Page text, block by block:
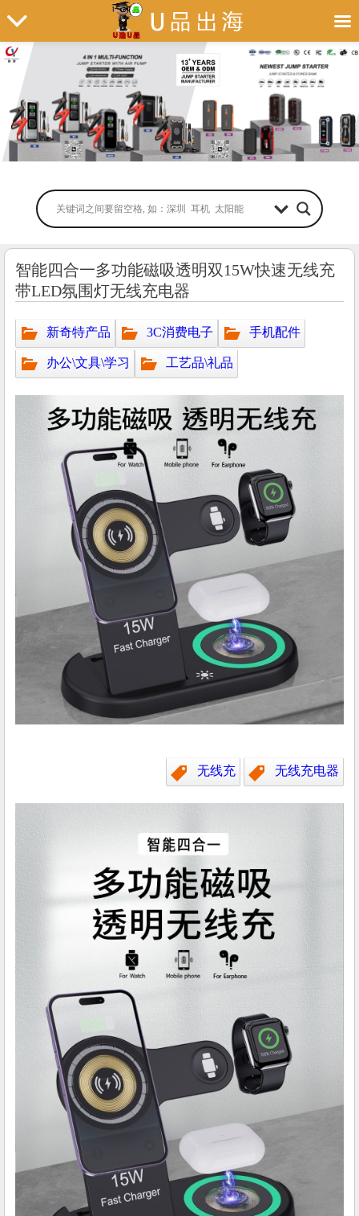
智能四合一多功能磁吸透明双15W快速无线充
带LED氛围灯无线充电器
新奇特产品 3C消费电子 手机配件
办公\文具\学习 工艺品\礼品
无线充 无线充电器